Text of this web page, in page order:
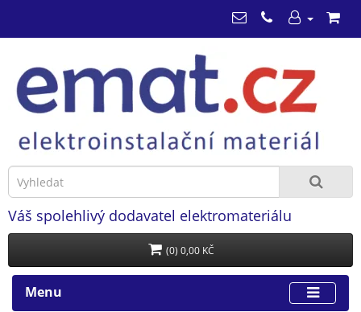
Váš spolehlivý dodavatel elektromateriálu
(0) 0,00 KČ
Menu